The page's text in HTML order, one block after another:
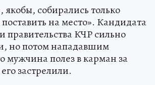
собирались только
на место». Кандидата
правительства КЧР сильно
но потом нападавшим
мужчина полез в карман за
застрелили.